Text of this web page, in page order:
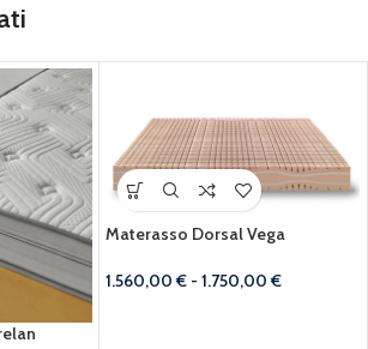
Materasso Dorsal Vega
1.560,00€ - 1.750,00€